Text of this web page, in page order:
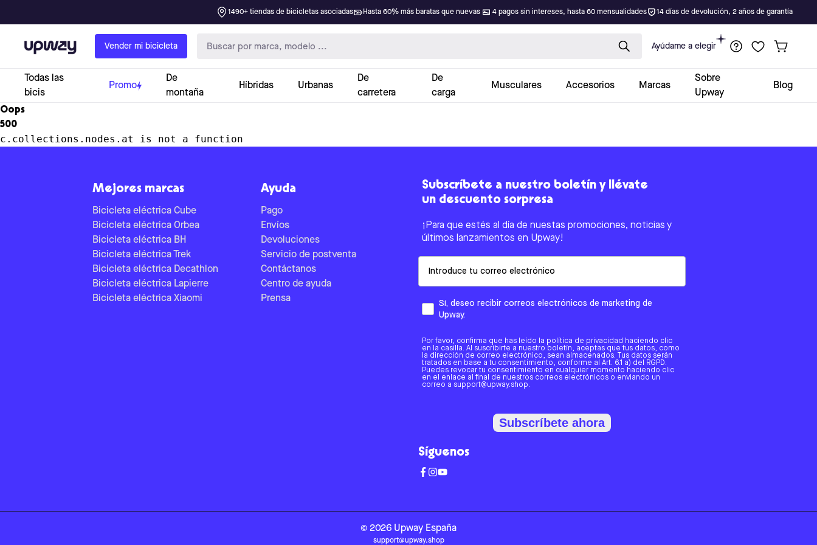
1490+ tiendas de bicicletas asociadas Hasta 60% más baratas que nuevas 4 pagos sin intereses, hasta 60 mensualidades 14 días de devolución, 2 años de garantía
Upway Vender mi bicicleta Ayúdame a elegir
Todas las
bicis
Promo
De
montaña
Híbridas Urbanas
De
carretera
De
carga
Musculares Accesorios Marcas
Sobre
Upway
Blog
Oops
500
c.collections.nodes.at is not a function
Mejores marcas
Bicicleta eléctrica Cube
Bicicleta eléctrica Orbea
Bicicleta eléctrica BH
Bicicleta eléctrica Trek
Bicicleta eléctrica Decathlon
Bicicleta eléctrica Lapierre
Bicicleta eléctrica Xiaomi
Ayuda
Pago
Envíos
Devoluciones
Servicio de postventa
Contáctanos
Centro de ayuda
Prensa
Subscríbete a nuestro boletín y llévate
un descuento sorpresa
¡Para que estés al día de nuestas promociones, noticias y
últimos lanzamientos en Upway!
Sí, deseo recibir correos electrónicos de marketing de
Upway.
Por favor, confirma que has leído la política de privacidad haciendo clic
en la casilla. Al suscribirte a nuestro boletín, aceptas que tus datos, como
la dirección de correo electrónico, sean almacenados. Tus datos serán
tratados en base a tu consentimiento, conforme al Art. 6.1 a) del RGPD.
Puedes revocar tu consentimiento en cualquier momento haciendo clic
en el enlace al final de nuestros correos electrónicos o enviando un
correo a support@upway.shop.
Subscríbete ahora
Síguenos
© 2026 Upway España
support@upway.shop